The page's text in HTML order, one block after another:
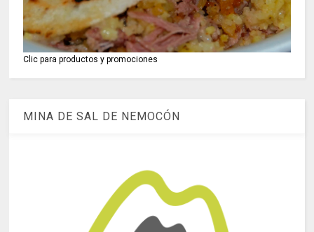
Clic para productos y promociones
MINA DE SAL DE NEMOCÓN